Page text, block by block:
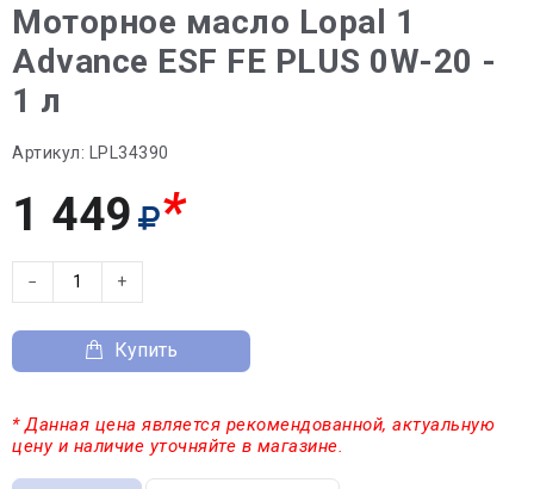
Моторное масло Lopal 1
Advance ESF FE PLUS 0W-20 -
1 л
Артикул: LPL34390
1 449 *
− +
Купить
* Данная цена является рекомендованной, актуальную
цену и наличие уточняйте в магазине.